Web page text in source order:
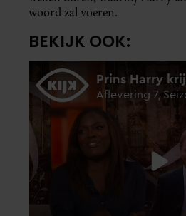
woord zal voeren.
BEKIJK OOK: